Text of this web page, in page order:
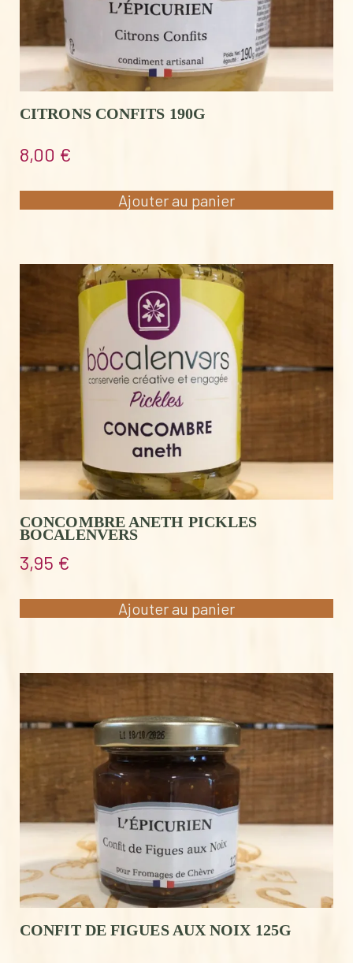
CITRONS CONFITS 190G
8,00 €
Ajouter au panier
CONCOMBRE ANETH PICKLES
BOCALENVERS
3,95 €
Ajouter au panier
CONFIT DE FIGUES AUX NOIX 125G